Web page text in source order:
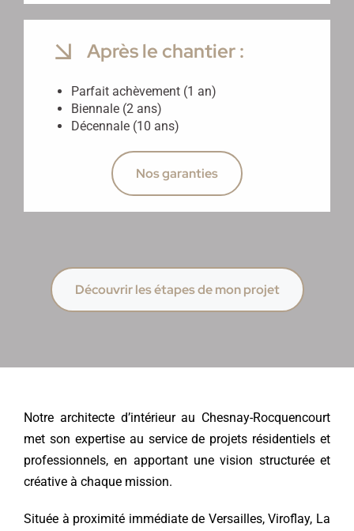
Après le chantier :
Parfait achèvement (1 an)
Biennale (2 ans)
Décennale (10 ans)
Nos garanties
Découvrir les étapes de mon projet
Notre architecte d’intérieur au Chesnay-Rocquencourt
met son expertise au service de projets résidentiels et
professionnels, en apportant une vision structurée et
créative à chaque mission.
Située à proximité immédiate de Versailles, Viroflay, La